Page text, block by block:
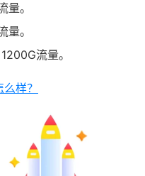
。
。
流量。
样？